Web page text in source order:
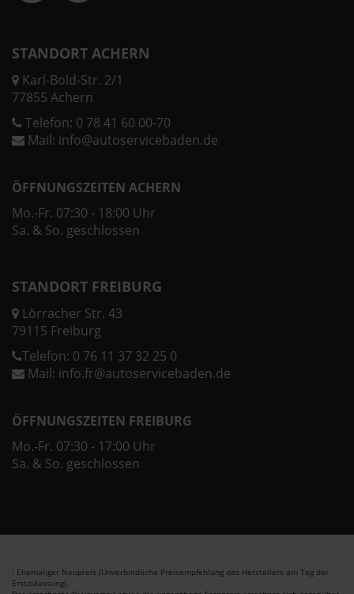
STANDORT ACHERN
Karl-Bold-Str. 2/1
77855 Achern
Telefon: 0 78 41 60 00-70
Mail: info@autoservicebaden.de
ÖFFNUNGSZEITEN ACHERN
Mo.-Fr. 07:30 - 18:00 Uhr
Sa. & So. geschlossen
STANDORT FREIBURG
Lörracher Str. 43
79115 Freiburg
Telefon: 0 76 11 37 32 25 0
Mail: info.fr@autoservicebaden.de
ÖFFNUNGSZEITEN FREIBURG
Mo.-Fr. 07:30 - 17:00 Uhr
Sa. & So. geschlossen
1 Ehemaliger Neupreis (Unverbindliche Preisempfehlung des Herstellers am Tag der
Erstzulassung).